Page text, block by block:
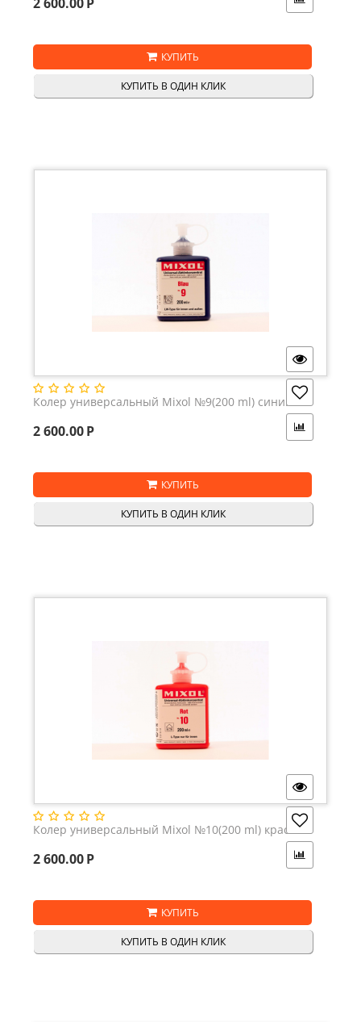
КУПИТЬ
КУПИТЬ В ОДИН КЛИК
Колер универсальный Mixol №9(200 ml) синий
2 600.00Р
КУПИТЬ
КУПИТЬ В ОДИН КЛИК
Колер универсальный Mixol №10(200 ml) красный
2 600.00Р
КУПИТЬ
КУПИТЬ В ОДИН КЛИК